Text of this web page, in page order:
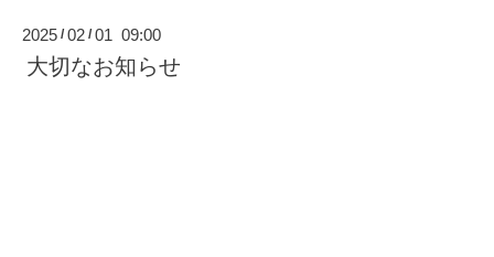
2025 /02 /01 09:00
大切なお知らせ